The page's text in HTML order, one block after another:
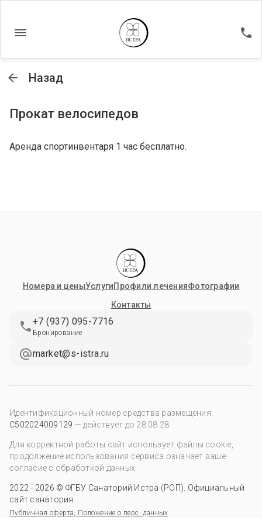
Назад
Прокат велосипедов
Аренда спортинвентаря 1 час бесплатно.
Номера и ценыУслугиПрофили леченияФотографии
Контакты
+7 (937) 095-7716
Бронирование
market@s-istra.ru
Идентификационный номер средства размещения:
С502024009129 — действует до 28.08.28
Для корректной работы сайт использует файлы cookie,
продолжение использования сервиса означает ваше
согласие с обработкой данных.
2022 - 2026 © ФГБУ Санаторий Истра (РОП). Официальный
сайт санатория.
Публичная оферта Положение о перс. данных